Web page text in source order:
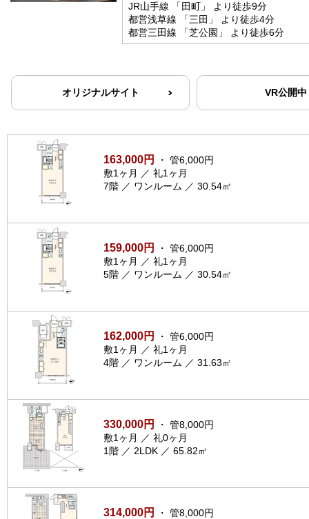
JR山手線 「田町」 より徒歩9分
都営浅草線 「三田」 より徒歩4分
都営三田線 「芝公園」 より徒歩6分
オリジナルサイト VR公開中
163,000円
・ 管6,000円
敷1ヶ月 ／ 礼1ヶ月
7階 ／ ワンルーム ／ 30.54㎡
159,000円
・ 管6,000円
敷1ヶ月 ／ 礼1ヶ月
5階 ／ ワンルーム ／ 30.54㎡
162,000円
・ 管6,000円
敷1ヶ月 ／ 礼1ヶ月
4階 ／ ワンルーム ／ 31.63㎡
330,000円
・ 管8,000円
敷1ヶ月 ／ 礼0ヶ月
1階 ／ 2LDK ／ 65.82㎡
314,000円
・ 管8,000円